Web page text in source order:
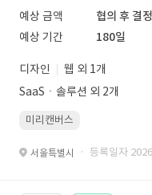
예상 금액
협의 후 결정
예상 기간
180일
디자인
웹 외 1개
SaaSㆍ솔루션 외 2개
미리캔버스
서울특별시 · 등록일자